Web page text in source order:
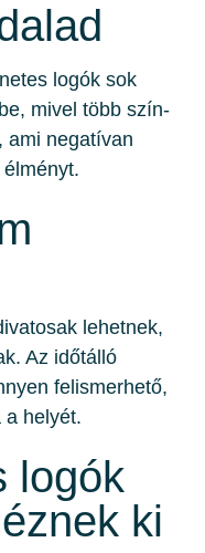
logók sok
mivel több szín-
ami negatívan
lehetnek,
Az időtálló
felismerhető,
a helyét.
logók
ki